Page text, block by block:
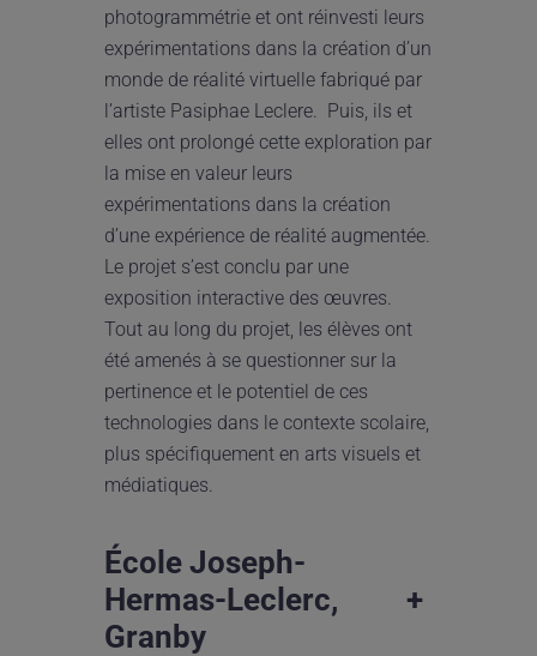
photogrammétrie et ont réinvesti leurs
expérimentations dans la création d’un
monde de réalité virtuelle fabriqué par
l’artiste Pasiphae Leclere. Puis, ils et
elles ont prolongé cette exploration par
la mise en valeur leurs
expérimentations dans la création
d’une expérience de réalité augmentée.
Le projet s’est conclu par une
exposition interactive des œuvres.
Tout au long du projet, les élèves ont
été amenés à se questionner sur la
pertinence et le potentiel de ces
technologies dans le contexte scolaire,
plus spécifiquement en arts visuels et
médiatiques.
École Joseph-
Hermas-Leclerc,
Granby
+